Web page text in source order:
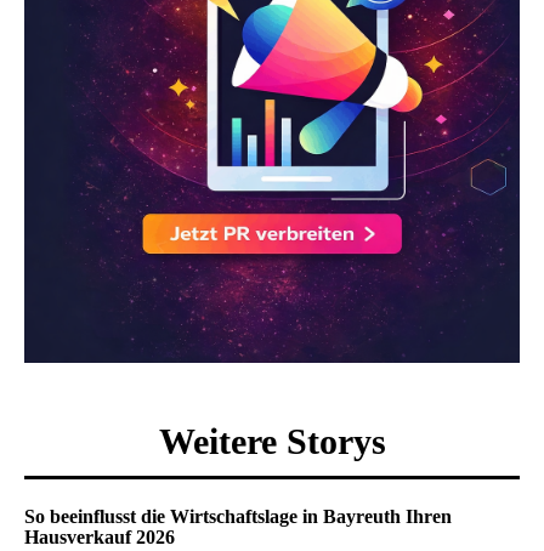
Weitere Storys
So beeinflusst die Wirtschaftslage in Bayreuth Ihren
Hausverkauf 2026